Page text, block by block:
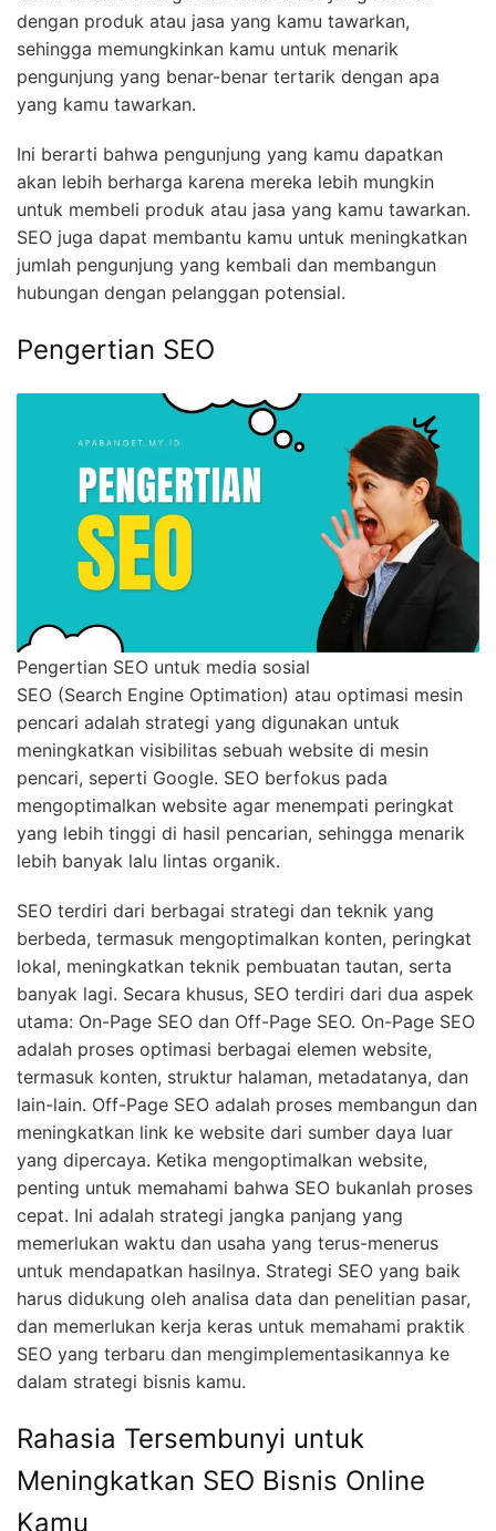
dengan produk atau jasa yang kamu tawarkan,
sehingga memungkinkan kamu untuk menarik
pengunjung yang benar-benar tertarik dengan apa
yang kamu tawarkan.
Ini berarti bahwa pengunjung yang kamu dapatkan
akan lebih berharga karena mereka lebih mungkin
untuk membeli produk atau jasa yang kamu tawarkan.
SEO juga dapat membantu kamu untuk meningkatkan
jumlah pengunjung yang kembali dan membangun
hubungan dengan pelanggan potensial.
Pengertian SEO
Pengertian SEO untuk media sosial
SEO (Search Engine Optimation) atau optimasi mesin
pencari adalah strategi yang digunakan untuk
meningkatkan visibilitas sebuah website di mesin
pencari, seperti Google. SEO berfokus pada
mengoptimalkan website agar menempati peringkat
yang lebih tinggi di hasil pencarian, sehingga menarik
lebih banyak lalu lintas organik.
SEO terdiri dari berbagai strategi dan teknik yang
berbeda, termasuk mengoptimalkan konten, peringkat
lokal, meningkatkan teknik pembuatan tautan, serta
banyak lagi. Secara khusus, SEO terdiri dari dua aspek
utama: On-Page SEO dan Off-Page SEO. On-Page SEO
adalah proses optimasi berbagai elemen website,
termasuk konten, struktur halaman, metadatanya, dan
lain-lain. Off-Page SEO adalah proses membangun dan
meningkatkan link ke website dari sumber daya luar
yang dipercaya. Ketika mengoptimalkan website,
penting untuk memahami bahwa SEO bukanlah proses
cepat. Ini adalah strategi jangka panjang yang
memerlukan waktu dan usaha yang terus-menerus
untuk mendapatkan hasilnya. Strategi SEO yang baik
harus didukung oleh analisa data dan penelitian pasar,
dan memerlukan kerja keras untuk memahami praktik
SEO yang terbaru dan mengimplementasikannya ke
dalam strategi bisnis kamu.
Rahasia Tersembunyi untuk
Meningkatkan SEO Bisnis Online
Kamu